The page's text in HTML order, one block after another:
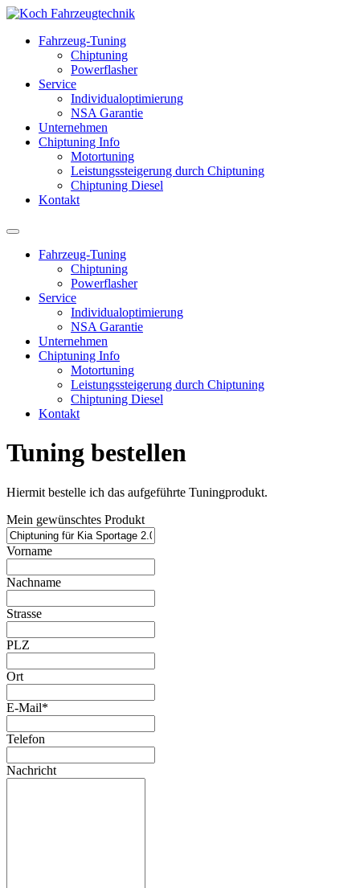
Fahrzeug-Tuning
Chiptuning
Powerflasher
Service
Individualoptimierung
NSA Garantie
Unternehmen
Chiptuning Info
Motortuning
Leistungssteigerung durch Chiptuning
Chiptuning Diesel
Kontakt
Fahrzeug-Tuning
Chiptuning
Powerflasher
Service
Individualoptimierung
NSA Garantie
Unternehmen
Chiptuning Info
Motortuning
Leistungssteigerung durch Chiptuning
Chiptuning Diesel
Kontakt
Tuning bestellen
Hiermit bestelle ich das aufgeführte Tuningprodukt.
Mein gewünschtes Produkt
Vorname
Nachname
Strasse
PLZ
Ort
E-Mail*
Telefon
Nachricht